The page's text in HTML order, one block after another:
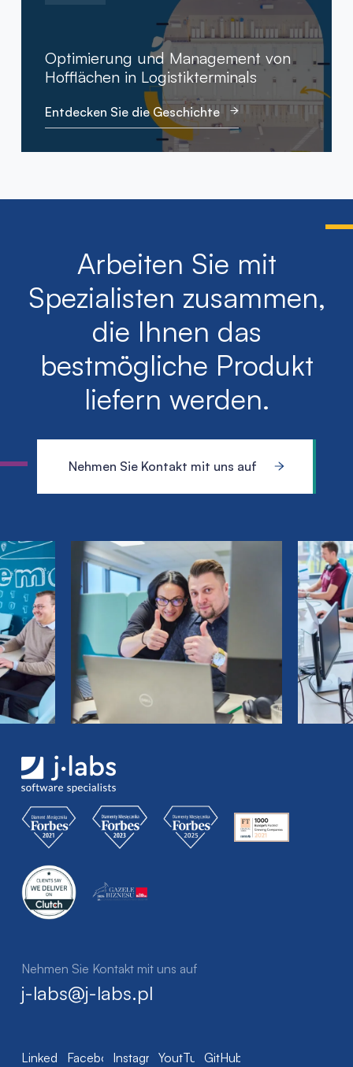
Optimierung und Management von
Hofflächen in Logistikterminals
Entdecken Sie die Geschichte
Arbeiten Sie mit
Spezialisten zusammen,
die Ihnen das
bestmögliche Produkt
liefern werden.
Nehmen Sie Kontakt mit uns auf
Nehmen Sie Kontakt mit uns auf
j-labs@j-labs.pl
LinkedIn FacebookInstagramYoutTubeGitHub